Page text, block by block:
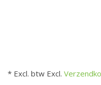
* Excl. btw Excl.